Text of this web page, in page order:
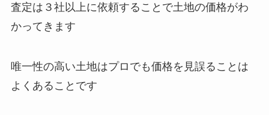
査定は３社以上に依頼することで土地の価格がわ
かってきます
唯一性の高い土地はプロでも価格を見誤ることは
よくあることです